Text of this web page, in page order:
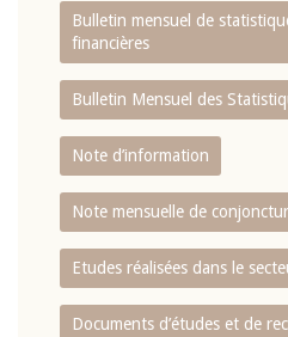
Bulletin mensuel de
financières
Bulletin Mensuel des
Note d’information
Note mensuelle de
Etudes réalisées dans le
Documents d’études et de